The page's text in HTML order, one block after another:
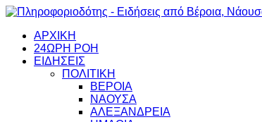
ΑΡΧΙΚΗ
24ΩΡΗ ΡΟΗ
ΕΙΔΗΣΕΙΣ
ΠΟΛΙΤΙΚΗ
ΒΕΡΟΙΑ
ΝΑΟΥΣΑ
ΑΛΕΞΑΝΔΡΕΙΑ